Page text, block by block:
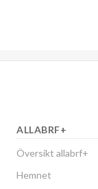
ALLABRF+
Översikt allabrf+
Hemnet